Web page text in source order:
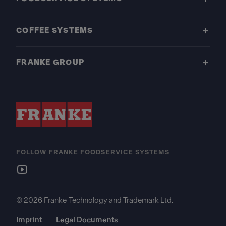
COFFEE SYSTEMS
FRANKE GROUP
FOLLOW FRANKE FOODSERVICE SYSTEMS
© 2026 Franke Technology and Trademark Ltd.
Imprint Legal Documents